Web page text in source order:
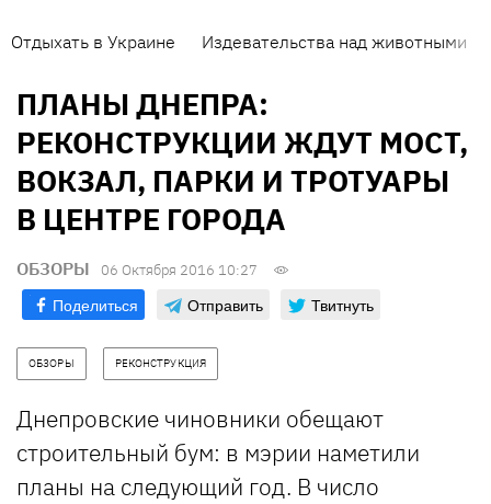
Отдыхать в Украине Издевательства над животными
ПЛАНЫ ДНЕПРА:
РЕКОНСТРУКЦИИ ЖДУТ МОСТ,
ВОКЗАЛ, ПАРКИ И ТРОТУАРЫ
В ЦЕНТРЕ ГОРОДА
ОБЗОРЫ 06 Октября 2016 10:27
Поделиться Отправить Твитнуть
ОБЗОРЫ РЕКОНСТРУКЦИЯ
Днепровские чиновники обещают
строительный бум: в мэрии наметили
планы на следующий год. В число